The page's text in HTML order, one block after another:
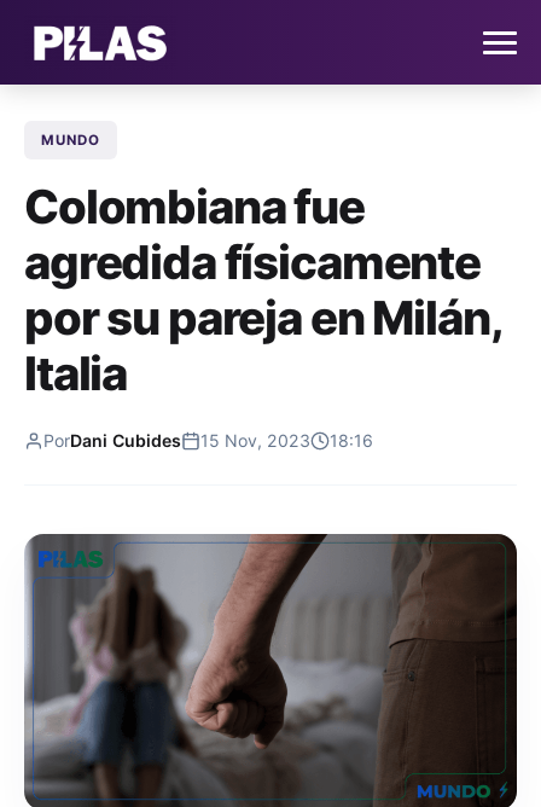
NOTICIAS
QUIÉNES SOMOS
CONTACTO
SUSCRÍBETE
MUNDO
Colombiana fue
agredida físicamente
por su pareja en Milán,
Italia
PorDani Cubides 15 Nov, 2023 18:16